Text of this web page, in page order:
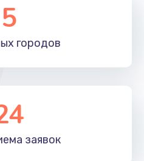
5
городов
заявок